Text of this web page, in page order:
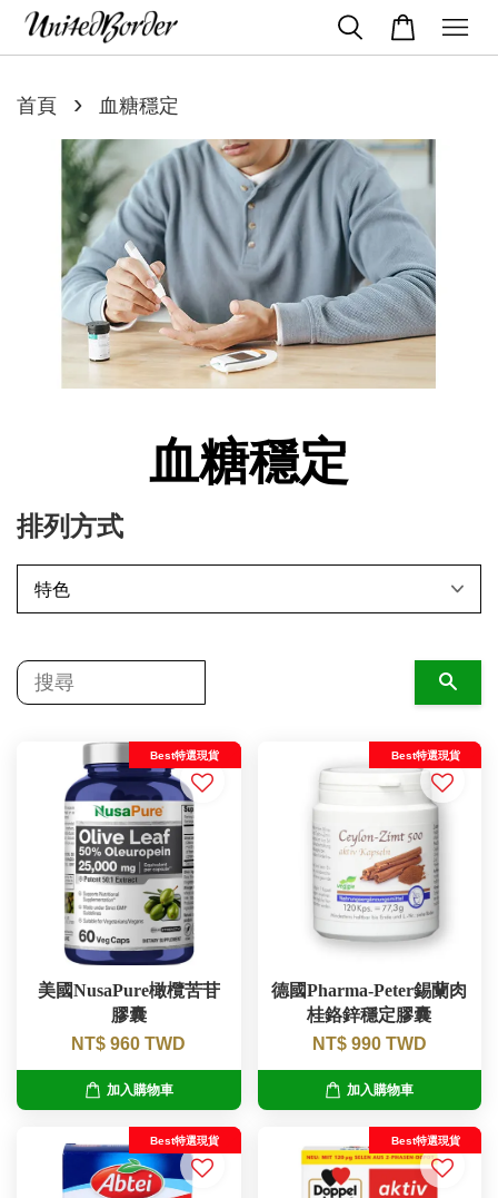
首頁 › 血糖穩定
血糖穩定
排列方式
Best特選現貨
美國NusaPure橄欖苦苷
膠囊
NT$ 960 TWD
加入購物車
Best特選現貨
德國Pharma-Peter錫蘭肉
桂鉻鋅穩定膠囊
NT$ 990 TWD
加入購物車
Best特選現貨 Best特選現貨